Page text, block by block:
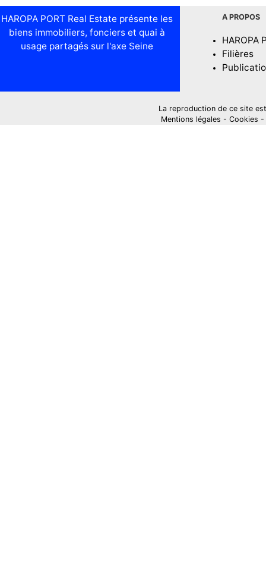
HAROPA PORT Real Estate présente les
biens immobiliers, fonciers et quai à
usage partagés sur l'axe Seine
A PROPOS
HAROPA
Filières
La reproduction de ce site
Mentions légales - Cookies -